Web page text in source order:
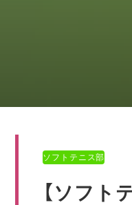
ソフトテニス部
【ソフト